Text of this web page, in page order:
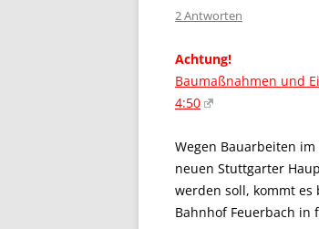
2 Antworten
Achtung!
Baumaßnahmen und
4:50
Wegen Bauarbeiten
neuen Stuttgarter
werden soll, kommt es
Bahnhof Feuerbach in